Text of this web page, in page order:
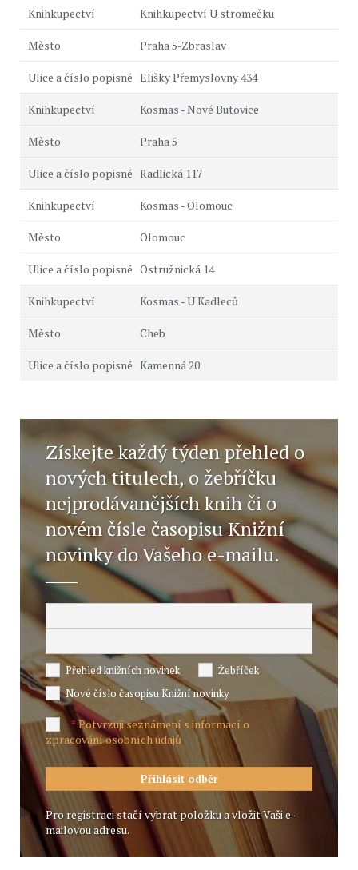
Knihkupectví U stromečku
Praha 5-Zbraslav
Elišky Přemyslovny 434
Kosmas - Nové Butovice
Praha 5
Radlická 117
Kosmas - Olomouc
Olomouc
Ostružnická 14
Kosmas - U Kadleců
Cheb
Kamenná 20
Získejte každý týden přehled o
nových titulech, o žebříčku
nejprodávanějších knih či o
novém čísle časopisu Knižní
novinky do Vašeho e-mailu.
Přehled knižních novinek
Žebříček
Nové číslo časopisu Knižní novinky
*Potvrzuji seznámení s informací o
zpracování osobních údajů
Pro registraci stačí vybrat položku a vložit Vaši e-
mailovou adresu.